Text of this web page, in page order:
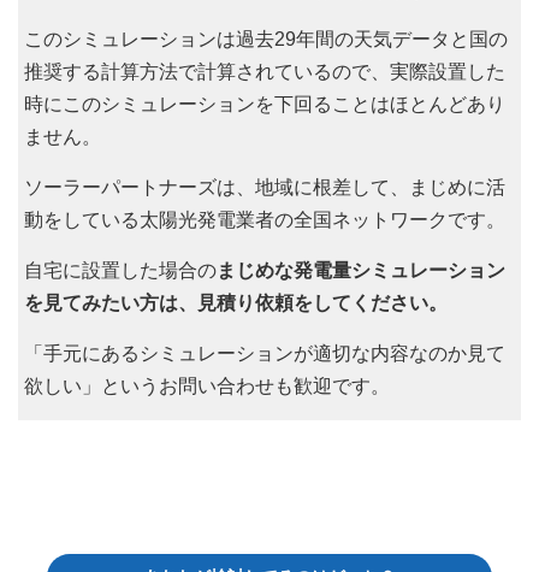
このシミュレーションは過去29年間の天気データと国の
推奨する計算方法で計算されているので、実際設置した
時にこのシミュレーションを下回ることはほとんどあり
ません。
ソーラーパートナーズは、地域に根差して、まじめに活
動をしている太陽光発電業者の全国ネットワークです。
自宅に設置した場合のまじめな発電量シミュレーション
を見てみたい方は、見積り依頼をしてください。
「手元にあるシミュレーションが適切な内容なのか見て
欲しい」というお問い合わせも歓迎です。